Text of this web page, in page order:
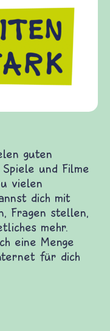
guten
und Filme
vielen
dich mit
Fragen stellen,
mehr.
eine Menge
für dich